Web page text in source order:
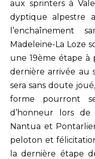
aux sprinters à
dyptique alpestre
l’enchaînement
Madeleine-La Loze
une 19ème étape à
dernière arrivée au
sera sans doute
forme pourront
d’honneur lors
Nantua et
peloton et
la dernière étape